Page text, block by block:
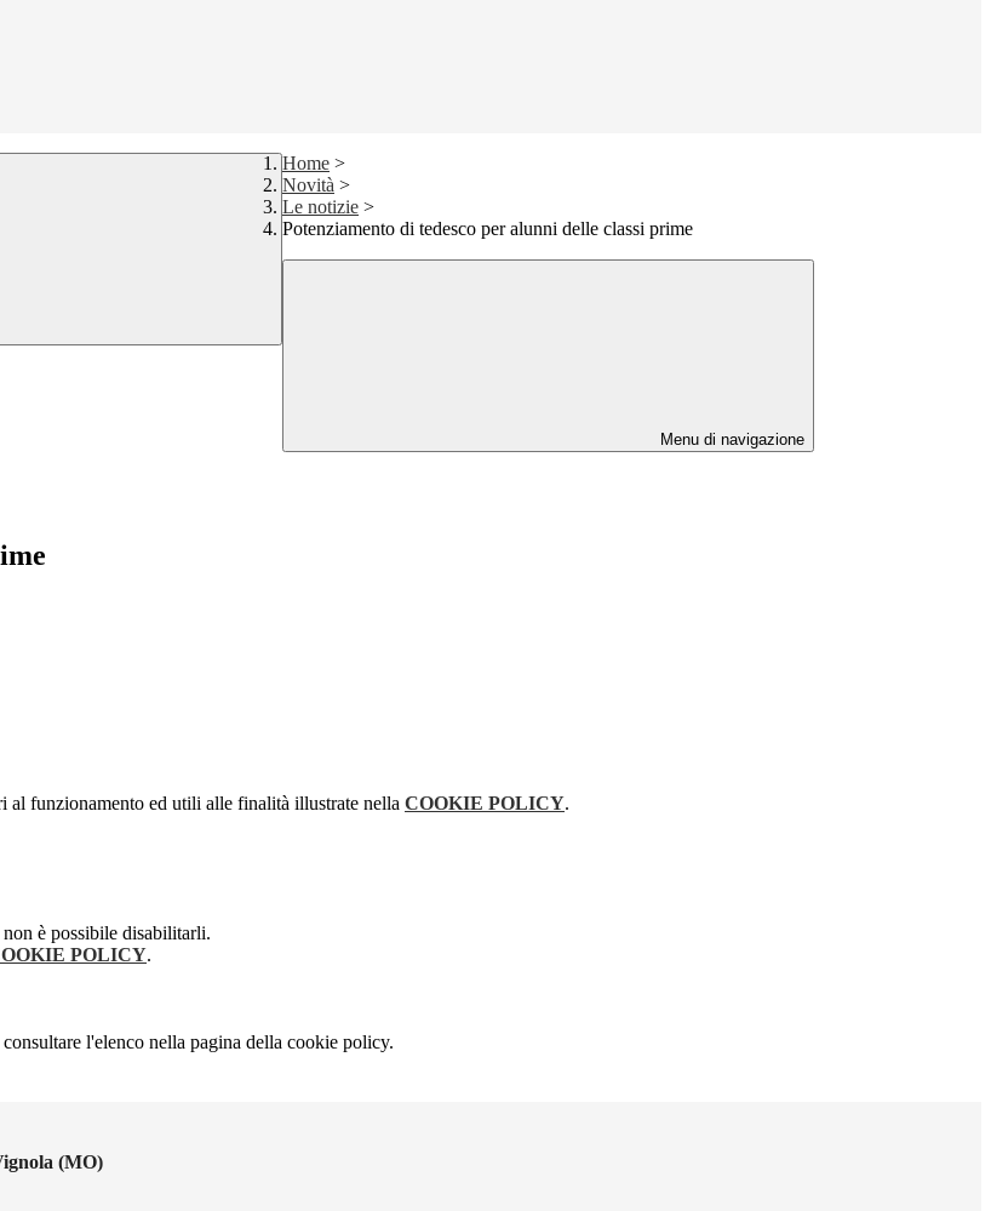
Home >
Novità >
Le notizie >
Potenziamento di tedesco per alunni delle classi prime
Menu di navigazione
al funzionamento ed utili alle finalità illustrate nella COOKIE POLICY.
è possibile disabilitarli.
POLICY.
l'elenco nella pagina della cookie policy.
(MO)